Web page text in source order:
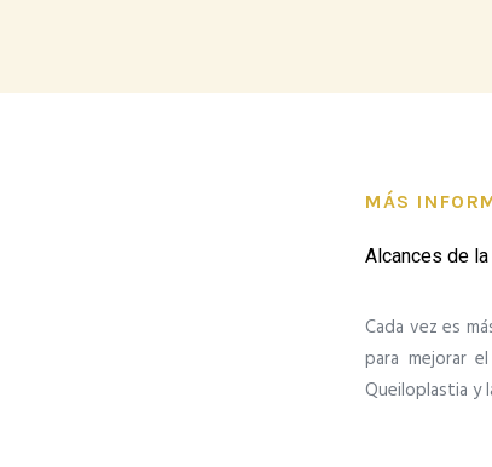
MÁS
Alcances de
Cada vez es
para mejorar
Queiloplastia y